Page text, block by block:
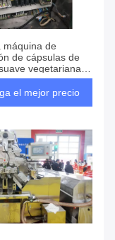
máquina de
de cápsulas de
vegetariana
el mejor precio